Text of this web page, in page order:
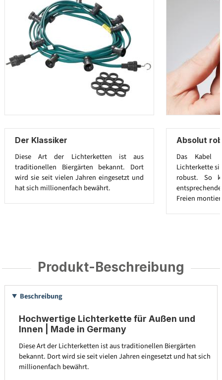
Der Klassiker
Diese Art der Lichterketten ist aus
traditionellen Biergärten bekannt. Dort
wird sie seit vielen Jahren eingesetzt und
hat sich millionenfach bewährt.
Absolut
Das Kabel
Lichterkette
robust. So
Freien
Produkt-Beschreibung
Beschreibung
Hochwertige Lichterkette für Außen und
Innen | Made in Germany
Diese Art der Lichterketten ist aus traditionellen Biergärten
bekannt. Dort wird sie seit vielen Jahren eingesetzt und hat sich
millionenfach bewährt.